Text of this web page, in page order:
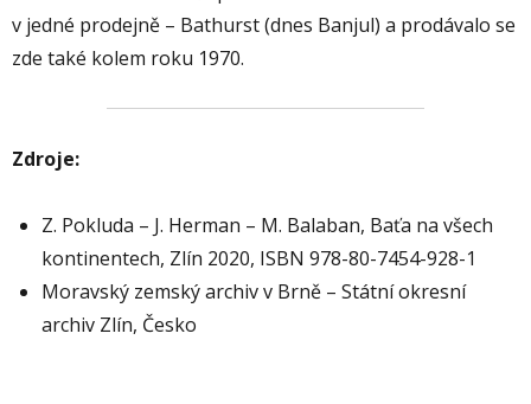
v jedné prodejně – Bathurst (dnes Banjul) a prodávalo se
zde také kolem roku 1970.
Zdroje:
Z. Pokluda – J. Herman – M. Balaban, Baťa na všech
kontinentech, Zlín 2020, ISBN 978-80-7454-928-1
Moravský zemský archiv v Brně – Státní okresní
archiv Zlín, Česko